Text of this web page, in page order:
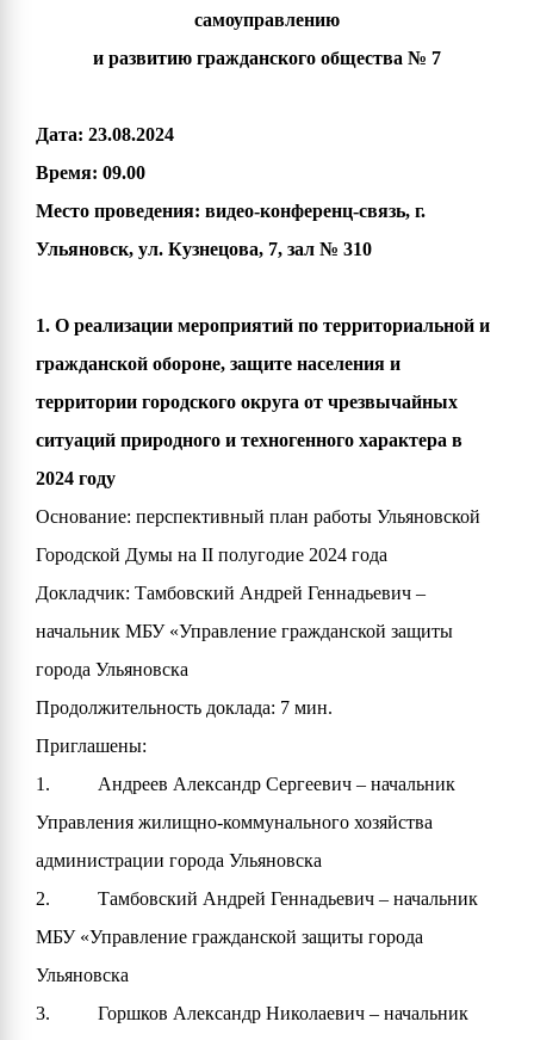
самоуправлению
и развитию гражданского общества № 7
Дата: 23.08.2024
Время: 09.00
Место проведения: видео-конференц-связь, г.
Ульяновск, ул. Кузнецова, 7, зал № 310
1. О реализации мероприятий по территориальной и
гражданской обороне, защите населения и
территории городского округа от чрезвычайных
ситуаций природного и техногенного характера в
2024 году
Основание: перспективный план работы Ульяновской
Городской Думы на II полугодие 2024 года
Докладчик: Тамбовский Андрей Геннадьевич –
начальник МБУ «Управление гражданской защиты
города Ульяновска
Продолжительность доклада: 7 мин.
Приглашены:
1. Андреев Александр Сергеевич – начальник
Управления жилищно-коммунального хозяйства
администрации города Ульяновска
2. Тамбовский Андрей Геннадьевич – начальник
МБУ «Управление гражданской защиты города
Ульяновска
3. Горшков Александр Николаевич – начальник